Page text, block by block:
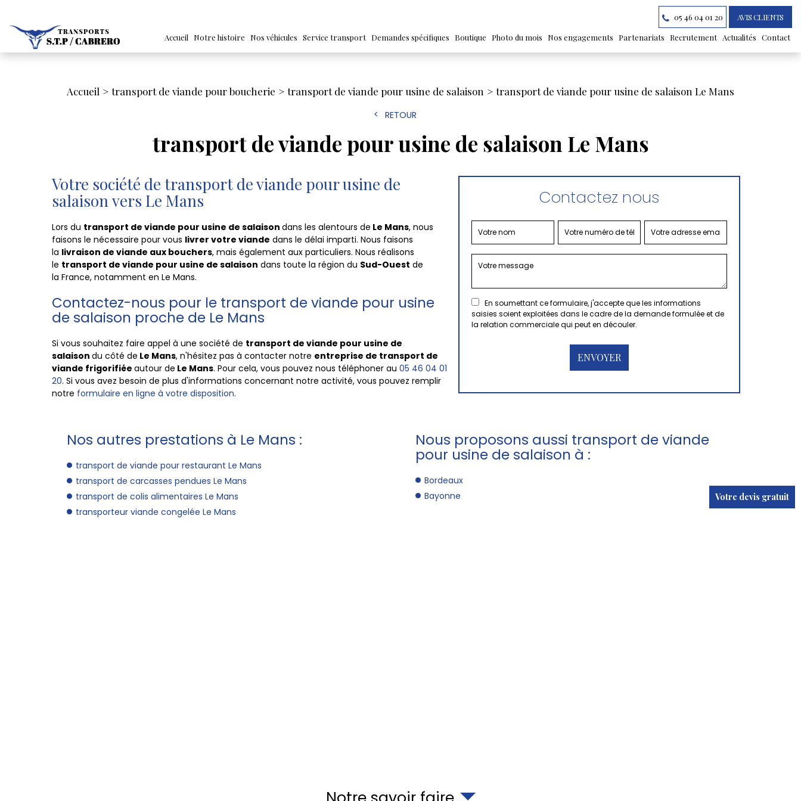
Accueil Notre histoire Nos véhicules Service transport Demandes spécifiques Boutique Photo du mois Nos engagements Partenariats Recrutement Actualités Contact
05 46 04 01 20 AVIS CLIENTS
Accueil transport de viande pour boucherie transport de viande pour usine de salaison transport de viande pour usine de salaison Le Mans
RETOUR
transport de viande pour usine de salaison Le Mans
Votre société de transport de viande pour usine de
salaison vers Le Mans
Lors du transport de viande pour usine de salaison dans les alentours de Le Mans, nous
faisons le nécessaire pour vous livrer votre viande dans le délai imparti. Nous faisons
la livraison de viande aux bouchers, mais également aux particuliers. Nous réalisons
le transport de viande pour usine de salaison dans toute la région du Sud-Ouest de
la France, notamment en Le Mans.
Contactez-nous pour le transport de viande pour usine
de salaison proche de Le Mans
Si vous souhaitez faire appel à une société de transport de viande pour usine de
salaison du côté de Le Mans, n'hésitez pas à contacter notre entreprise de transport de
viande frigorifiée autour de Le Mans. Pour cela, vous pouvez nous téléphoner au 05 46 04 01
20. Si vous avez besoin de plus d'informations concernant notre activité, vous pouvez remplir
notre formulaire en ligne à votre disposition.
Contactez nous
En soumettant ce formulaire, j'accepte que les informations
saisies soient exploitées dans le cadre de la demande formulée et de
la relation commerciale qui peut en découler.
Nos autres prestations à Le Mans :
transport de viande pour restaurant Le Mans
transport de carcasses pendues Le Mans
transport de colis alimentaires Le Mans
transporteur viande congelée Le Mans
Nous proposons aussi transport de viande
pour usine de salaison à :
Bordeaux
Bayonne
Votre devis gratuit